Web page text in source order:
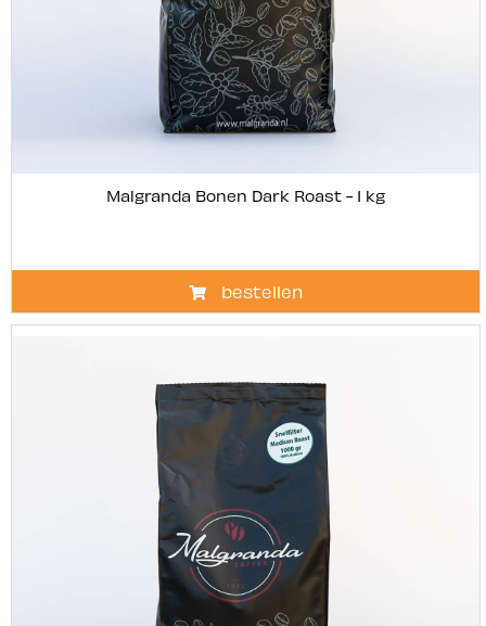
Malgranda Bonen Dark Roast - 1 kg
bestellen